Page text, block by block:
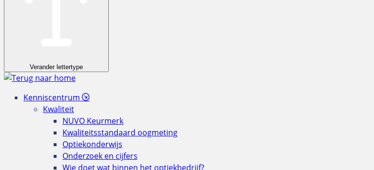
Verander lettertype
Kenniscentrum
Kwaliteit
NUVO Keurmerk
Kwaliteitsstandaard oogmeting
Optiekonderwijs
Onderzoek en cijfers
Wie doet wat binnen het optiekbedrijf?